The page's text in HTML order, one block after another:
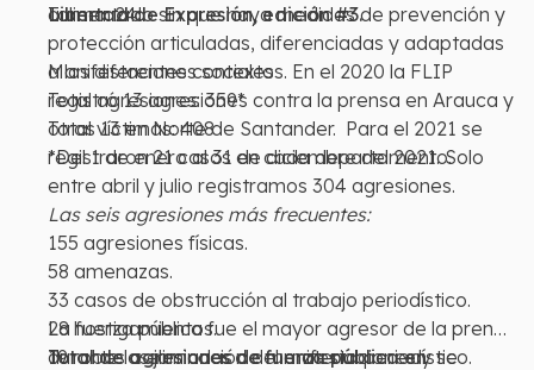
Tolima: 24
aumentado sin que haya medidas de prevención y
protección articuladas, diferenciadas y adaptadas
a los diferentes contextos. En el 2020 la FLIP
registró 13 agresiones contra la prensa en Arauca y
otras 13 en Norte de Santander. Para el 2021 se
registraron 21 casos en cada departamento.
Libertad de Expresión, edición #3.
Manifestaciones sociales
Total agresiones: 359*
Total víctimas: 408
*Del 1 de enero al 31 de diciembre del 2021. Solo
entre abril y julio registramos 304 agresiones.
Las seis agresiones más frecuentes:
155 agresiones físicas.
58 amenazas.
33 casos de obstrucción al trabajo periodístico.
28 hostigamientos.
19 robos o eliminación del material periodístico.
La fuerza pública fue el mayor agresor de la prensa
durante las jornadas de manifestaciones y se
Total de agresiones de fuerza pública en